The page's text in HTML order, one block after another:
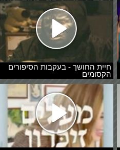
חיית החושך - בעקבות הסיפורים
הקסומים